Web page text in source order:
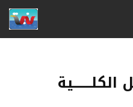
Skip
الكلــــــية